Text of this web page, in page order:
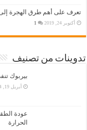
تعرف على أهم طرق الهجرة إلى
أكتوبر 24, 2019 1
تدوينات من تصنيف
بيربوك
أبريل 19, 2024
عودة
الحرارة